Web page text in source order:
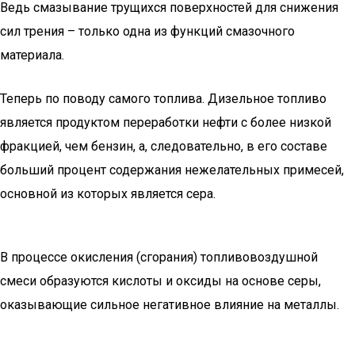
Ведь смазывание трущихся поверхностей для снижения
сил трения – только одна из функций смазочного
материала.
Теперь по поводу самого топлива. Дизельное топливо
является продуктом переработки нефти с более низкой
фракцией, чем бензин, а, следовательно, в его составе
больший процент содержания нежелательных примесей,
основной из которых является сера.
В процессе окисления (сгорания) топливовоздушной
смеси образуются кислоты и оксиды на основе серы,
оказывающие сильное негативное влияние на металлы.